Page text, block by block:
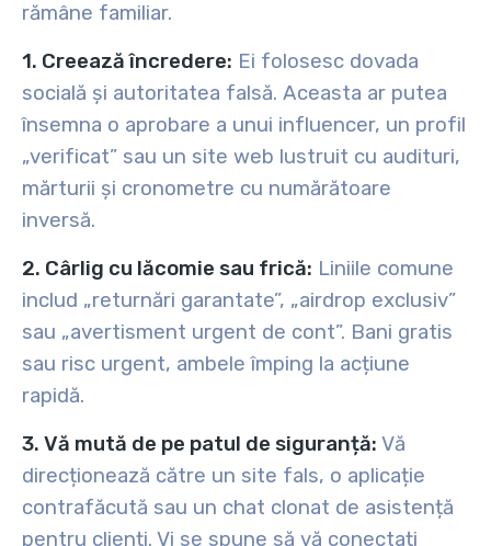
rămâne familiar.
1. Creează încredere: Ei folosesc dovada
socială și autoritatea falsă. Aceasta ar putea
însemna o aprobare a unui influencer, un profil
„verificat” sau un site web lustruit cu audituri,
mărturii și cronometre cu numărătoare
inversă.
2. Cârlig cu lăcomie sau frică: Liniile comune
includ „returnări garantate”, „airdrop exclusiv”
sau „avertisment urgent de cont”. Bani gratis
sau risc urgent, ambele împing la acțiune
rapidă.
3. Vă mută de pe patul de siguranță: Vă
direcționează către un site fals, o aplicație
contrafăcută sau un chat clonat de asistență
pentru clienți. Vi se spune să vă conectați